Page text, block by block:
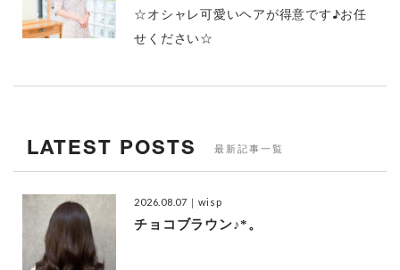
☆オシャレ可愛いヘアが得意です♪お任
せください☆
LATEST POSTS 最新記事一覧
2026.08.07 ｜wisp
チョコブラウン♪*。